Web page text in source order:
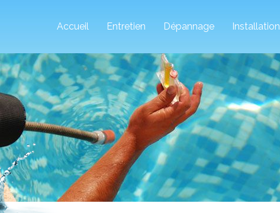
Accueil Entretien Dépannage Installation